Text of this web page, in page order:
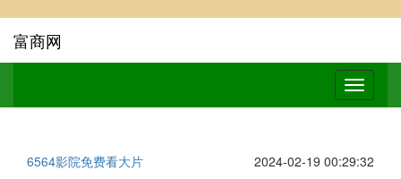
富商网
6564影院免费看大片 2024-02-19 00:29:32